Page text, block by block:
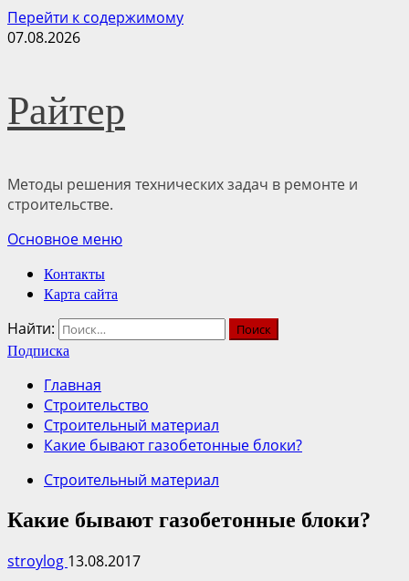
Перейти к содержимому
07.08.2026
Райтер
Методы решения технических задач в ремонте и
строительстве.
Основное меню
Контакты
Карта сайта
Найти:
Подписка
Главная
Строительство
Строительный материал
Какие бывают газобетонные блоки?
Строительный материал
Какие бывают газобетонные блоки?
stroylog 13.08.2017